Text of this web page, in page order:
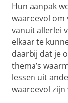
Hun aanpak
waardevol om
vanuit allerlei
elkaar te
daarbij dat je
thema’s
lessen uit
waardevol zijn